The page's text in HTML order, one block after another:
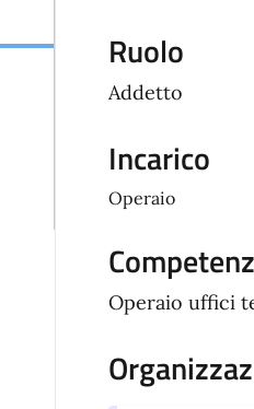
Ruolo
Addetto
Incarico
Operaio
Operaio uffici